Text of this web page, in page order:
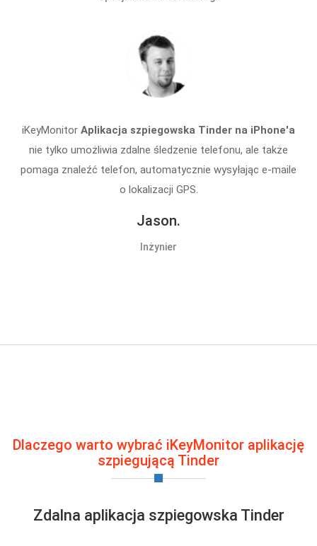
iKeyMonitor Aplikacja szpiegowska Tinder na iPhone'a
nie tylko umożliwia zdalne śledzenie telefonu, ale także
pomaga znaleźć telefon, automatycznie wysyłając e-maile
o lokalizacji GPS.
Jason.
Inżynier
Dlaczego warto wybrać iKeyMonitor aplikację
szpiegującą Tinder
Zdalna aplikacja szpiegowska Tinder